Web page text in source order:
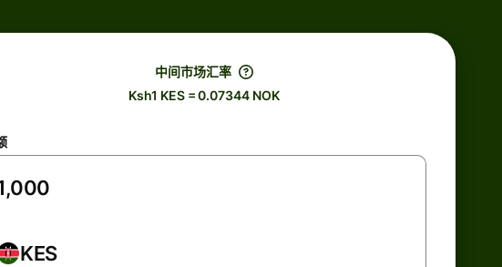
中间市场汇率
Ksh1 KES = 0.07344 NOK
KES